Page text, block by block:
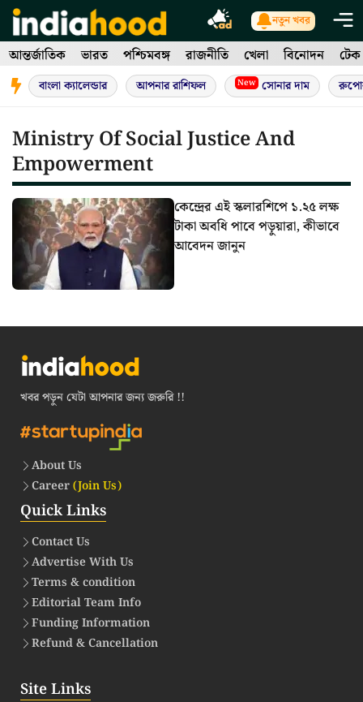
Skip
to
content
নতুন খবর
আন্তর্জাতিক ভারত পশ্চিমবঙ্গ রাজনীতি খেলা বিনোদন টেক
বাংলা ক্যালেন্ডার আপনার রাশিফল New সোনার দাম
Ministry Of Social Justice And
Empowerment
কেন্দ্রের এই স্কলারশিপে ১.২৫ লক্ষ
টাকা অবধি পাবে পড়ুয়ারা, কীভাবে
আবেদন জানুন
খবর পড়ুন যেটা আপনার জন্য জরুরি !!
About Us
Career(Join Us)
Quick Links
Contact Us
Advertise With Us
Terms & condition
Editorial Team Info
Funding Information
Refund & Cancellation
Site Links